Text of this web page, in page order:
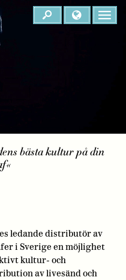
bästa kultur på din
ledande distributör av
i Sverige en möjlighet
kultur- och
av livesänd och